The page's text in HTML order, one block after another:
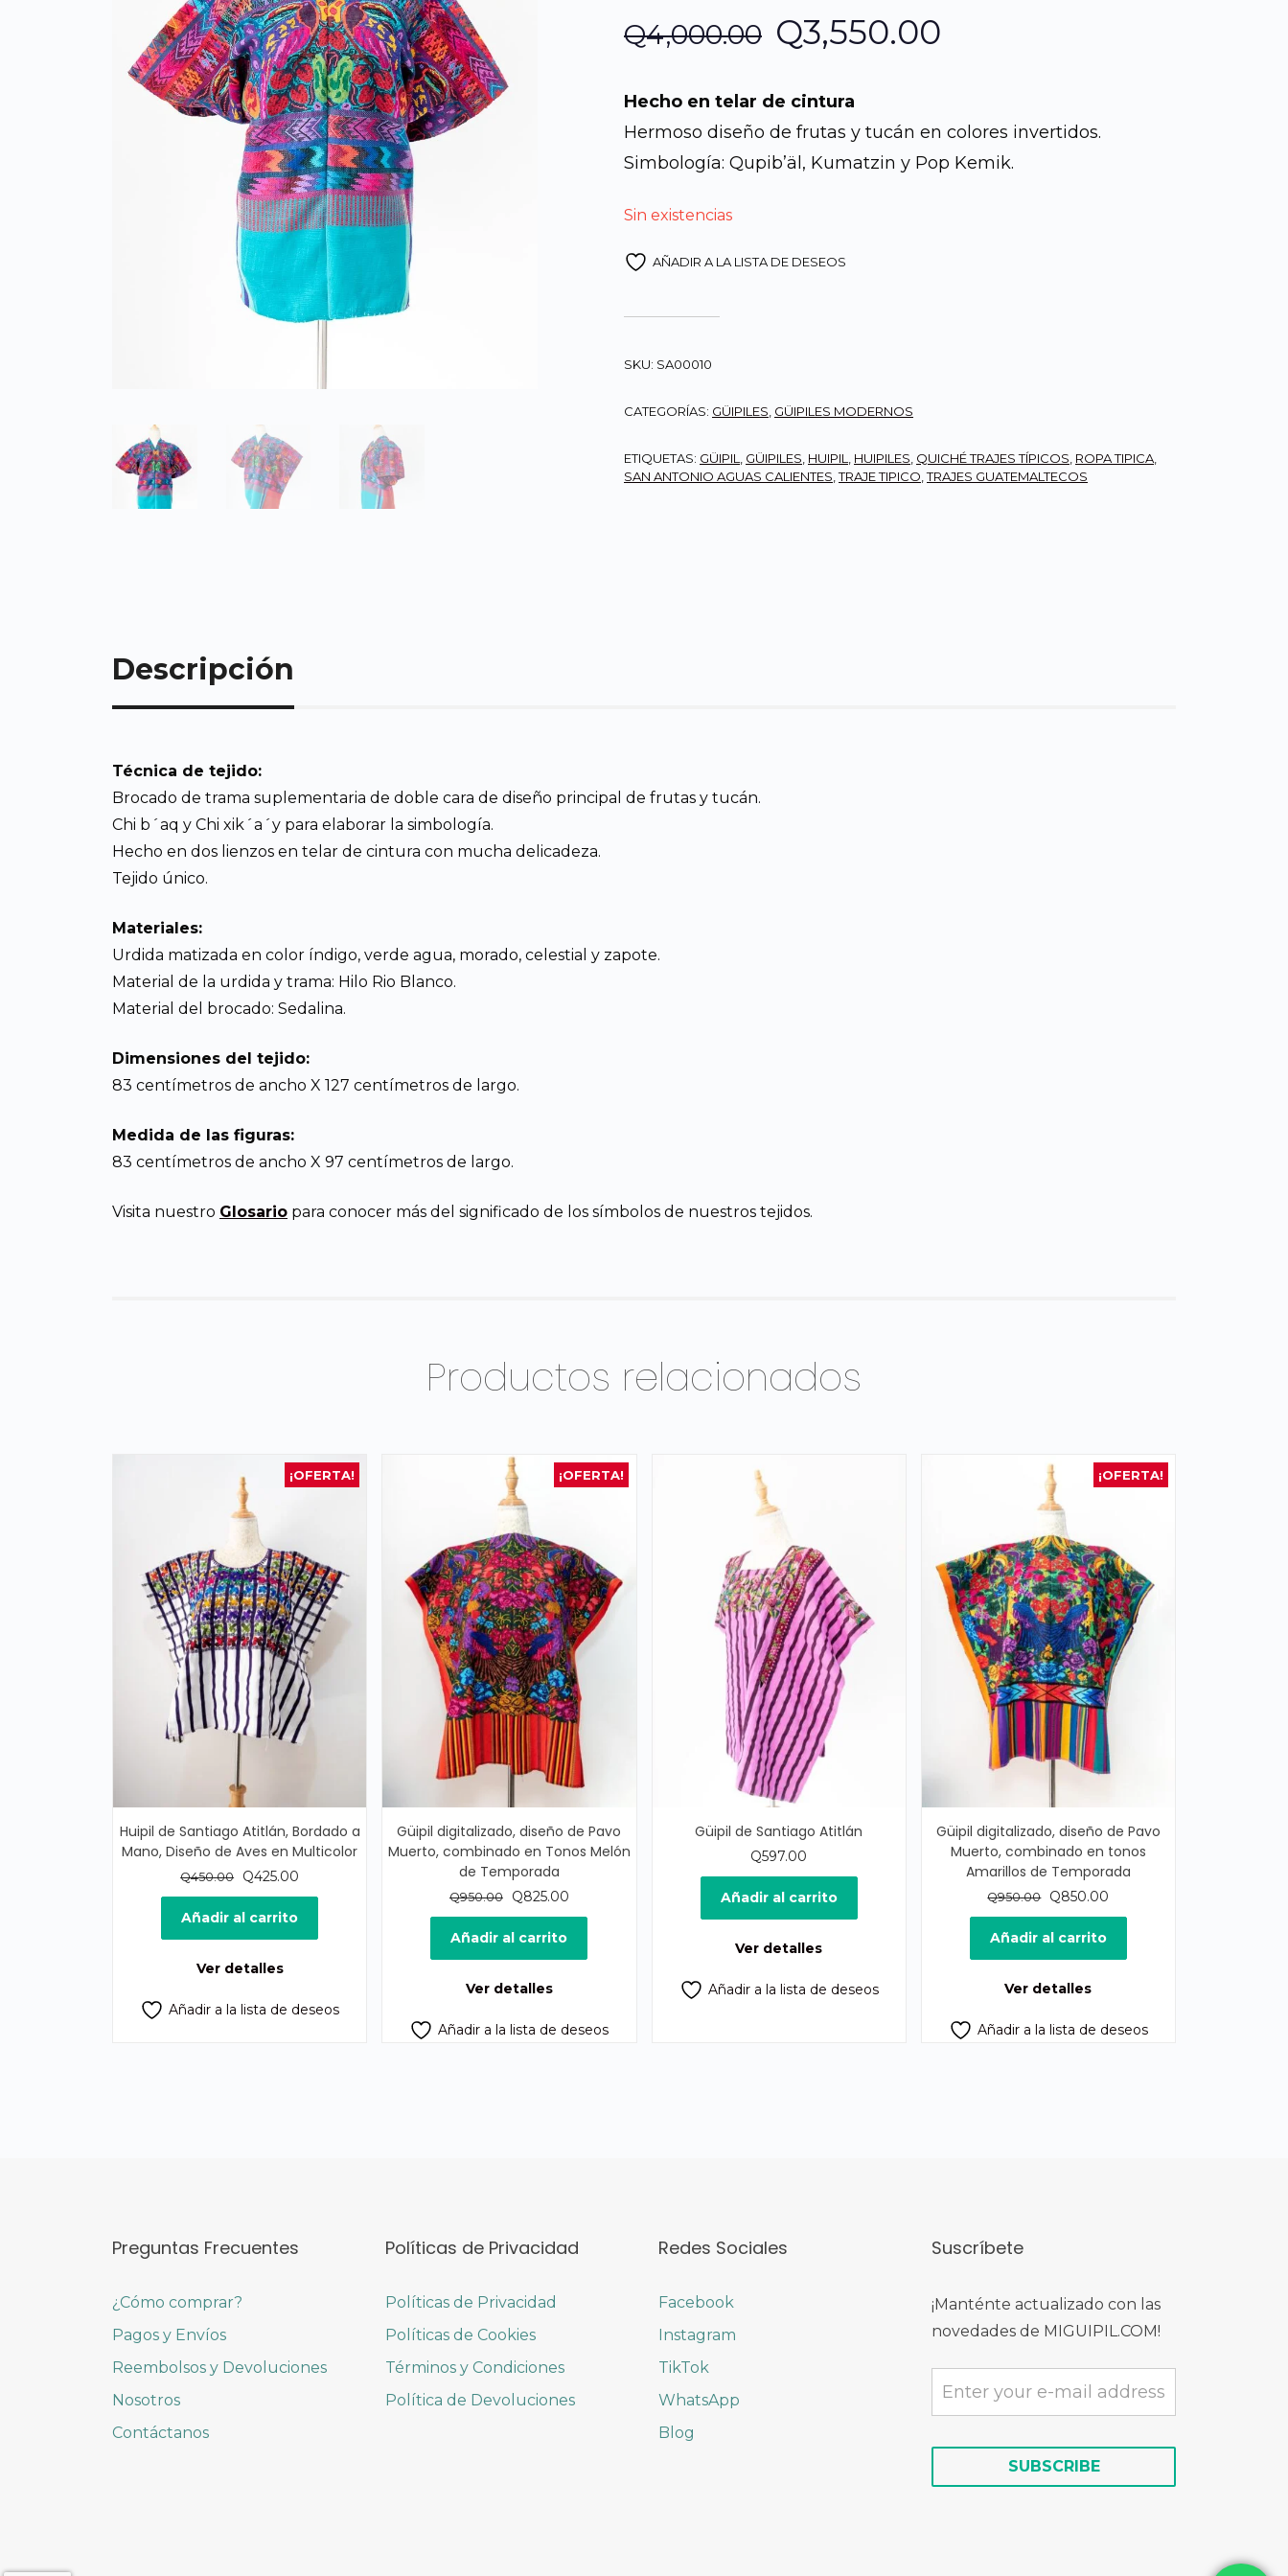
Q4,000.00 El
original
era:
Q3,550.00
actual
es:
Hecho en telar de cintura
Hermoso diseño de frutas y tucán en colores invertidos.
Simbología: Qupib’äl, Kumatzin y Pop Kemik.
Sin existencias
AÑADIR A LA LISTA DE DESEOS
SKU: SA00010
CATEGORÍAS: GÜIPILES GÜIPILES MODERNOS
ETIQUETAS: GÜIPIL GÜIPILES HUIPIL HUIPILES QUICHÉ TRAJES TÍPICOS ROPA TIPICA
SAN ANTONIO AGUAS CALIENTES ,TRAJE TIPICO ,TRAJES GUATEMALTECOS
Descripción
Técnica de tejido:
Brocado de trama suplementaria de doble cara de diseño principal de frutas y tucán.
Chi b´aq y Chi xik´a´y para elaborar la simbología.
Hecho en dos lienzos en telar de cintura con mucha delicadeza.
Tejido único.
Materiales:
Urdida matizada en color índigo, verde agua, morado, celestial y zapote.
Material de la urdida y trama: Hilo Rio Blanco.
Material del brocado: Sedalina.
Dimensiones del tejido:
83 centímetros de ancho X 127 centímetros de largo.
Medida de las figuras:
83 centímetros de ancho X 97 centímetros de largo.
Visita nuestro Glosario para conocer más del significado de los símbolos de nuestros tejidos.
Productos relacionados
¡OFERTA!
Huipil de Santiago Atitlán, Bordado a
Mano, Diseño de Aves en Multicolor
Q450.00
El
precio
original
era:
Q425.00
precio
es:
Añadir al carrito
Ver detalles
Añadir a la lista de deseos
¡OFERTA!
Güipil digitalizado, diseño de Pavo
Muerto, combinado en Tonos Melón
de Temporada
Q950.00
El
precio
original
era:
Q825.00El
precio
es:
Añadir al carrito
Ver detalles
Añadir a la lista de deseos
Güipil de Santiago Atitlán
Q597.00
Añadir al carrito
Ver detalles
Añadir a la lista de deseos
¡OFERTA!
Güipil digitalizado, diseño de Pavo
Muerto, combinado en tonos
Amarillos de Temporada
Q950.00
El
precio
original
era:
Q850.00
precio
es:
Añadir al carrito
Ver detalles
Añadir a la lista de deseos
Preguntas Frecuentes
¿Cómo comprar?
Pagos y Envíos
Reembolsos y Devoluciones
Nosotros
Contáctanos
Políticas de Privacidad
Políticas de Privacidad
Políticas de Cookies
Términos y Condiciones
Política de Devoluciones
Redes Sociales
Facebook
Instagram
TikTok
WhatsApp
Blog
Suscríbete
¡Manténte actualizado con las
novedades de MIGUIPIL.COM!